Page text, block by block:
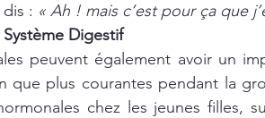
: « Ah ! mais c’est pour ça que
Digestif
peuvent également avoir un
que plus courantes pendant la
chez les jeunes filles,